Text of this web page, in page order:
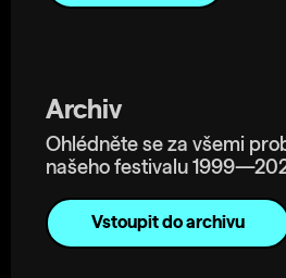
Archiv
Ohlédněte se za všemi
našeho festivalu
Vstoupit do archivu